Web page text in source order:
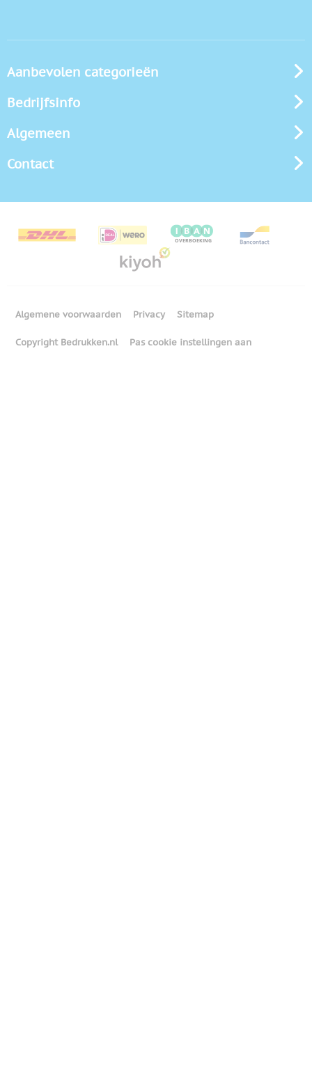
Aanbevolen categorieën
Bedrijfsinfo
Algemeen
Contact
Algemene voorwaarden Privacy Sitemap
Copyright Bedrukken.nl Pas cookie instellingen aan